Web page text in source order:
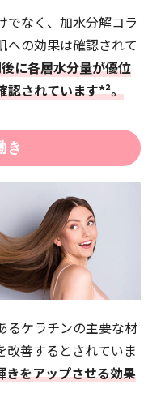
でなく、加水分解コラ
への効果は確認されて
に各層水分量が優位
認されています*²。
き
るケラチンの主要な材
改善するとされていま
きをアップさせる効果